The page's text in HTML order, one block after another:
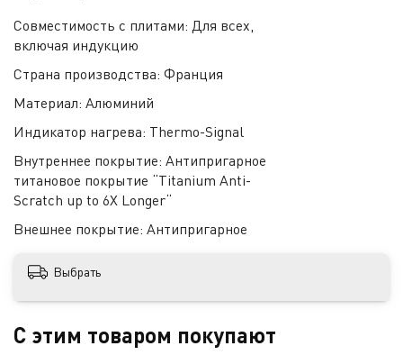
Совместимость с плитами: Для всех,
включая индукцию
Страна производства: Франция
Материал: Алюминий
Индикатор нагрева: Thermo-Signal
Внутреннее покрытие: Антипригарное
титановое покрытие “Titanium Anti-
Scratch up to 6X Longer“
Внешнее покрытие: Антипригарное
Выбрать
С этим товаром покупают